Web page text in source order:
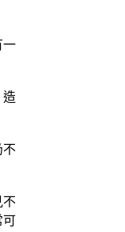
一
造
不
不
可